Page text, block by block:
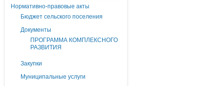
Нормативно-правовые акты
Бюджет сельского поселения
Документы
ПРОГРАММА КОМПЛЕКСНОГО
РАЗВИТИЯ
Закупки
Муниципальные услуги